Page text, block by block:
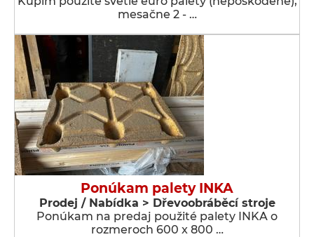
mesačne 2 - …
Ponúkam palety INKA
Prodej / Nabídka > Dřevoobráběcí stroje
Ponúkam na predaj použité palety INKA o
rozmeroch 600 x 800 …